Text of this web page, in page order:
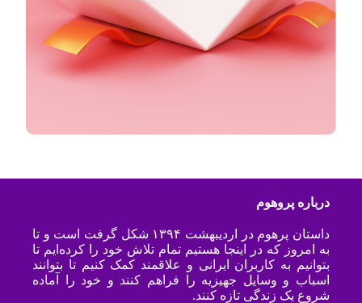
درباره پروهوم
داستان پرهوم در اردیبهشت ۱۳۹۴ شکل گرفت است و تا
به امروز که در اینجا هستیم تمام تلاش خود را کرده‌ایم تا
بتوانیم به کاربران ایرانی و علاقمند کمک کنیم تا بتوانند
اسباب و وسایل جهیزیه را فراهم کنند و خود را آماده
شروع یک زندگی تازه کنند.